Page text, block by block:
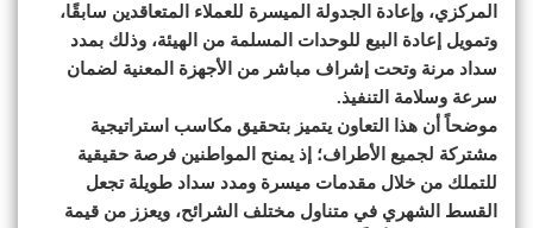
المركزي، وإعادة الجدولة الميسرة للعملاء المتعاقدين سابقًا،
وتمويل إعادة البيع للوحدات المسلمة من الهيئة، وذلك بمدد
سداد مرنة وتحت إشراف مباشر من الأجهزة المعنية لضمان
سرعة وسلامة التنفيذ.
موضحاً أن هذا التعاون يتميز بتحقيق مكاسب استراتيجية
مشتركة لجميع الأطراف؛ إذ يمنح المواطنين فرصة حقيقية
للتملك من خلال مقدمات ميسرة ومدد سداد طويلة تجعل
القسط الشهري في متناول مختلف الشرائح، ويعزز من قيمة